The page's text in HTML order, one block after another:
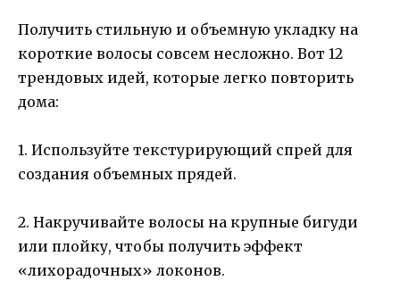
Получить стильную и объемную укладку на
короткие волосы совсем несложно. Вот 12
трендовых идей, которые легко повторить
дома:
1. Используйте текстурирующий спрей для
создания объемных прядей.
2. Накручивайте волосы на крупные бигуди
или плойку, чтобы получить эффект
«лихорадочных» локонов.